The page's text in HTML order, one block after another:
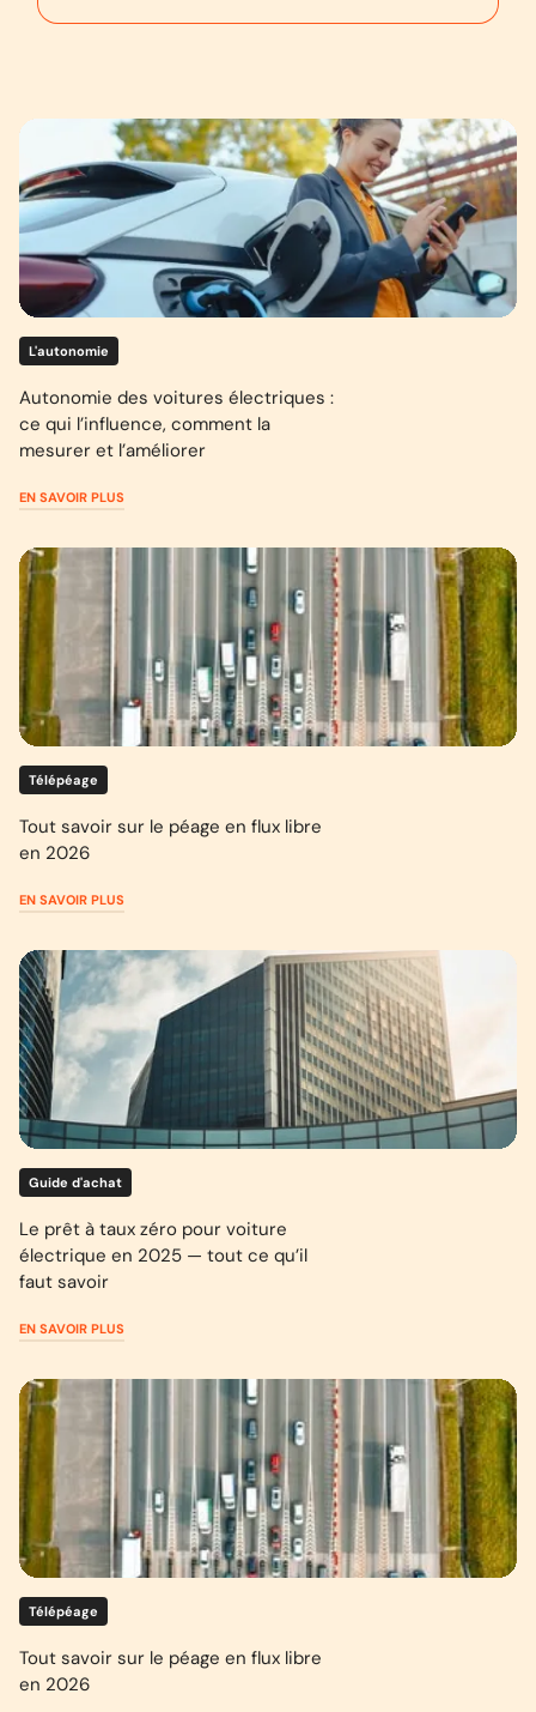
L'autonomie
Autonomie des voitures électriques :
ce qui l’influence, comment la
mesurer et l’améliorer
EN SAVOIR PLUS
Télépéage
Tout savoir sur le péage en flux libre
en 2026
EN SAVOIR PLUS
Guide d'achat
Le prêt à taux zéro pour voiture
électrique en 2025 — tout ce qu’il
faut savoir
EN SAVOIR PLUS
Télépéage
Tout savoir sur le péage en flux libre
en 2026